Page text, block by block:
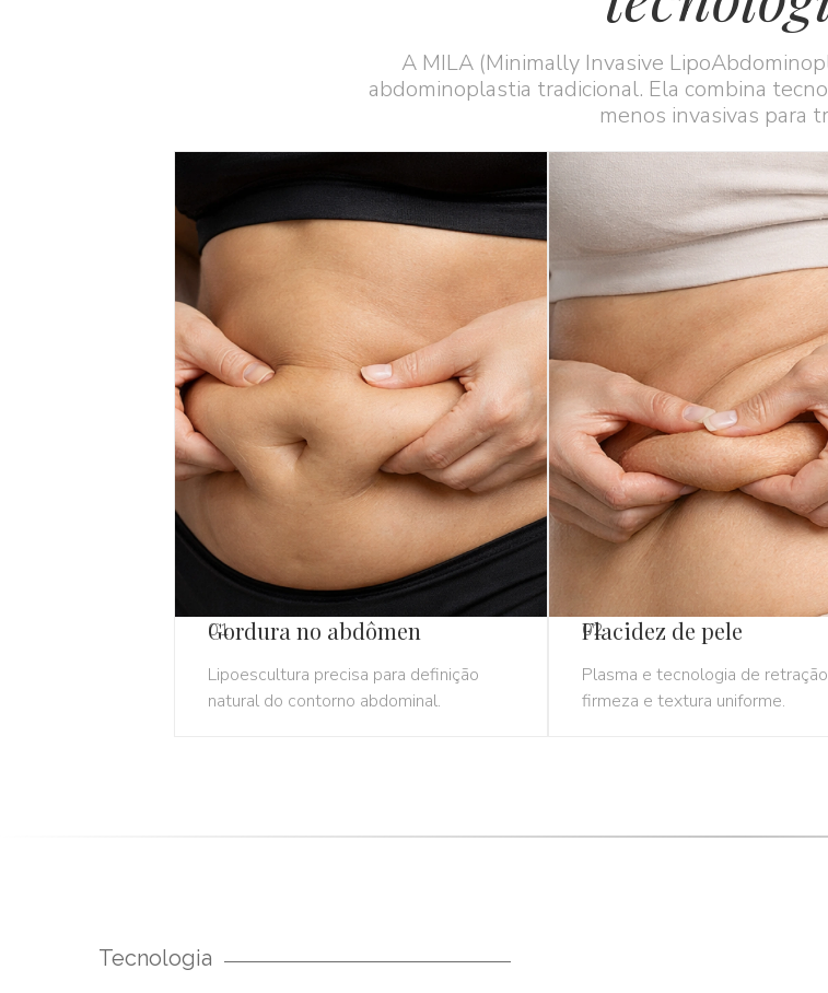
A MILA (Minimally Invasive
abdominoplastia tradicional. Ela combina
menos invasivas para
01
Gordura no abdômen
Lipoescultura precisa para definição
natural do contorno abdominal.
02
Flacidez de pele
Plasma e tecnologia de
firmeza e textura uniforme.
Tecnologia